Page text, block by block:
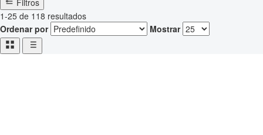
Filtros
1-25 de 118 resultados
Ordenar por
Mostrar